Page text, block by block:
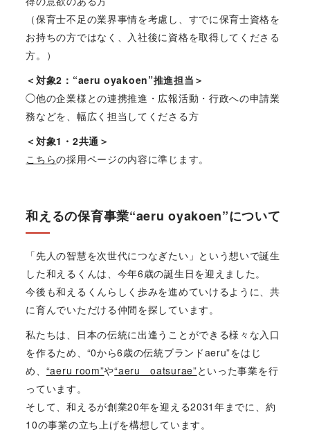
（保育士不足の業界事情を考慮し、すでに保育士資格を
お持ちの方ではなく、入社後に資格を取得してくださる
方。）
＜対象2：“aeru oyakoen”推進担当＞
◯他の企業様との連携推進・広報活動・行政への申請業
務などを、幅広く担当してくださる方
＜対象1・2共通＞
こちらの採用ページの内容に準じます。
和えるの保育事業“aeru oyakoen”について
「先人の智慧を次世代につなぎたい」という想いで誕生
した和えるくんは、今年6歳の誕生日を迎えました。
今後も和えるくんらしく歩みを進めていけるように、共
に育んでいただける仲間を探しています。
私たちは、日本の伝統に出逢うことができる様々な入口
を作るため、“0から6歳の伝統ブランドaeru”をはじ
め、 “aeru room”や“aeru oatsurae”といった事業を行
っています。
そして、和えるが創業20年を迎える2031年までに、約
10の事業の立ち上げを構想しています。